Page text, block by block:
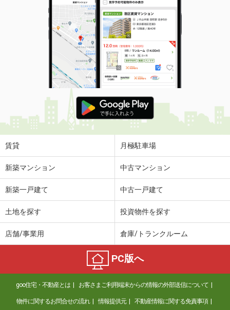
賃貸 月極駐車場
新築マンション 中古マンション
新築一戸建て 中古一戸建て
土地を探す 投資物件を探す
店舗/事業用 倉庫/トランクルーム
PC版へ
goo住宅・不動産とは お客さまご利用端末からの情報の外部送信について
物件に関するお問合せの流れ 情報提供元 不動産情報に関する免責事項